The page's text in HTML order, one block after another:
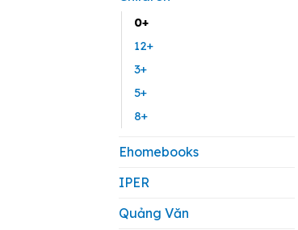
0+
12+
3+
5+
8+
Ehomebooks
IPER
Quảng Văn